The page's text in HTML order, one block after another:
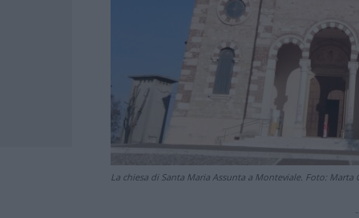
La chiesa di Santa Maria Assunta a Monteviale. Foto: Marta